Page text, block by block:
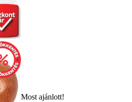
Most ajánlott!